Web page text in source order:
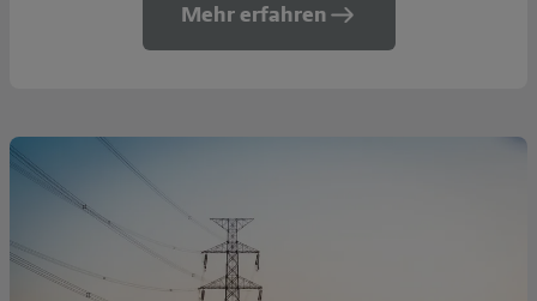
Mehr erfahren